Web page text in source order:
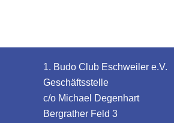
1. Budo Club Eschweiler e.V.
Geschäftsstelle
c/o Michael Degenhart
Bergrather Feld 3